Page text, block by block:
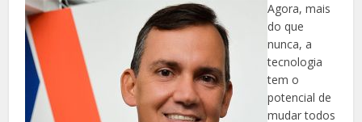
Agora, mais
do que
nunca, a
tecnologia
tem o
potencial de
mudar todos